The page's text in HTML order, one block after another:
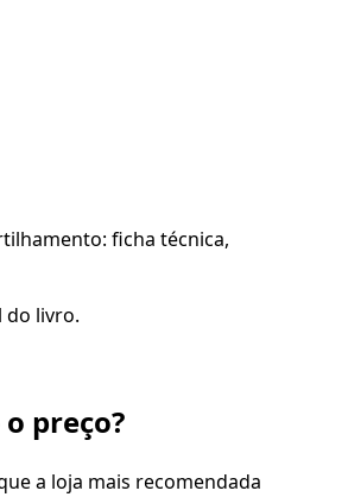
ficha técnica,
do livro.
preço?
a loja mais recomendada